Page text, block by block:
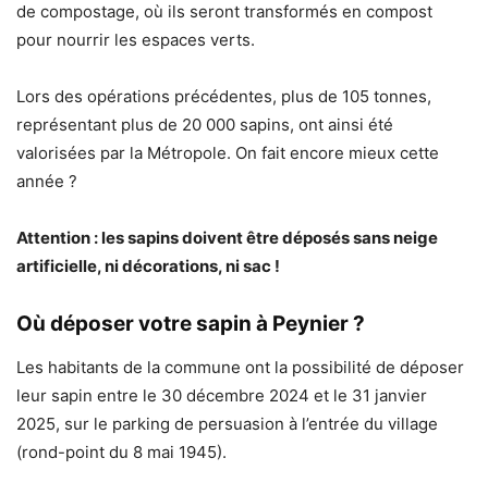
de compostage, où ils seront transformés en compost
pour nourrir les espaces verts.
Lors des opérations précédentes, plus de 105 tonnes,
représentant plus de 20 000 sapins, ont ainsi été
valorisées par la Métropole. On fait encore mieux cette
année ?
Attention : les sapins doivent être déposés sans neige
artificielle, ni décorations, ni sac !
Où déposer votre sapin à Peynier ?
Les habitants de la commune ont la possibilité de déposer
leur sapin entre le 30 décembre 2024 et le 31 janvier
2025, sur le parking de persuasion à l’entrée du village
(rond-point du 8 mai 1945).